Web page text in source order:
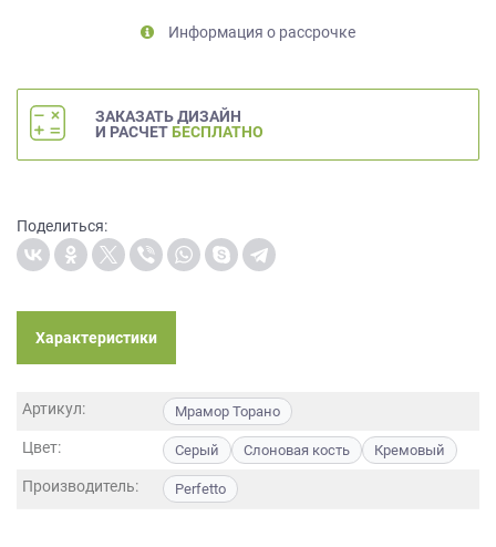
Информация о рассрочке
ЗАКАЗАТЬ ДИЗАЙН
И РАСЧЕТ БЕСПЛАТНО
Поделиться:
Характеристики
Артикул: Мрамор Торано
Цвет: Серый Слоновая кость Кремовый
Производитель: Perfetto
данных,
также
Согласие
персональных
данных
метрическими
порядке
условиях
обработки
персональных